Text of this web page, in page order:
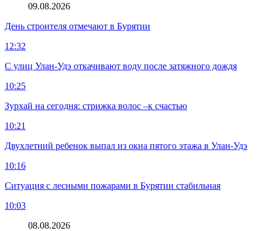
09.08.2026
День строителя отмечают в Бурятии
12:32
С улиц Улан-Удэ откачивают воду после затяжного дождя
10:25
Зурхай на сегодня: стрижка волос –к счастью
10:21
Двухлетний ребенок выпал из окна пятого этажа в Улан-Удэ
10:16
Ситуация с лесными пожарами в Бурятии стабильная
10:03
08.08.2026